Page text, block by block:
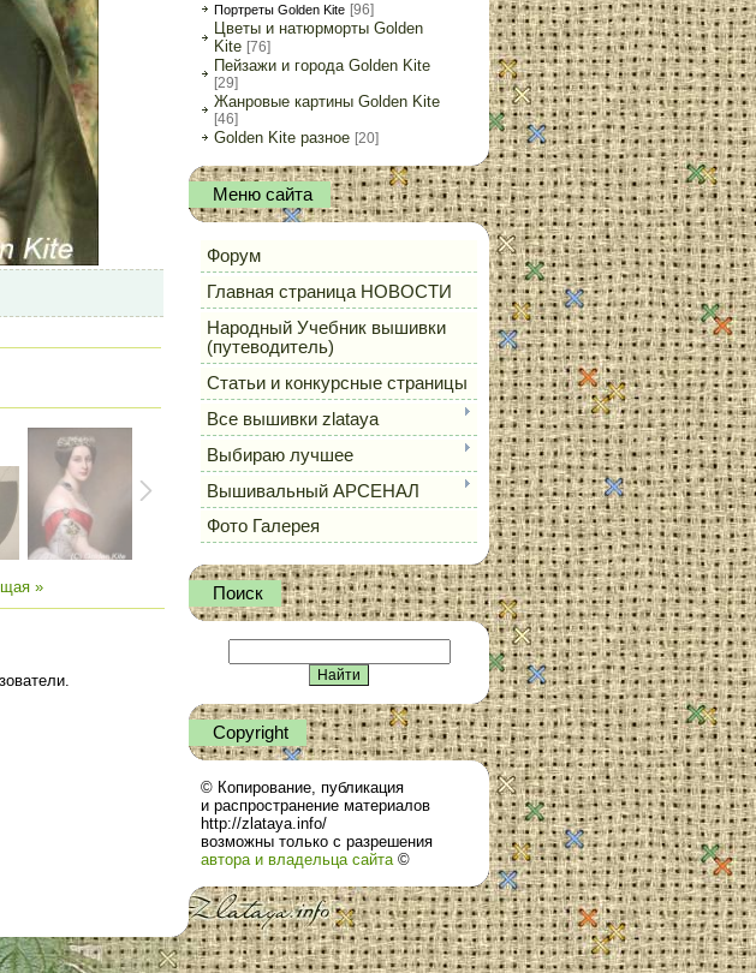
»
Портреты Golden Kite [96]
Цветы и натюрморты Golden
Kite [76]
Пейзажи и города Golden Kite
[29]
Жанровые картины Golden Kite
[46]
Golden Kite разное [20]
Меню сайта
Форум
Главная страница НОВОСТИ
Народный Учебник вышивки
(путеводитель)
Статьи и конкурсные страницы
Все вышивки zlataya
Выбираю лучшее
Вышивальный АРСЕНАЛ
Фото Галерея
Поиск
Сopyright
© Копирование, публикация
и распространение материалов
http://zlataya.info/
возможны только с разрешения
автора и владельца сайта©